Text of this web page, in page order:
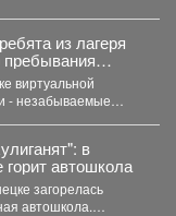
угольного кризиса.
работа...
из лагеря
пребывания
отправились в
цифровое
- в парк
реальности!
виртуальной
- незабываемые
в
горит автошкола
загорелась
автошкола.